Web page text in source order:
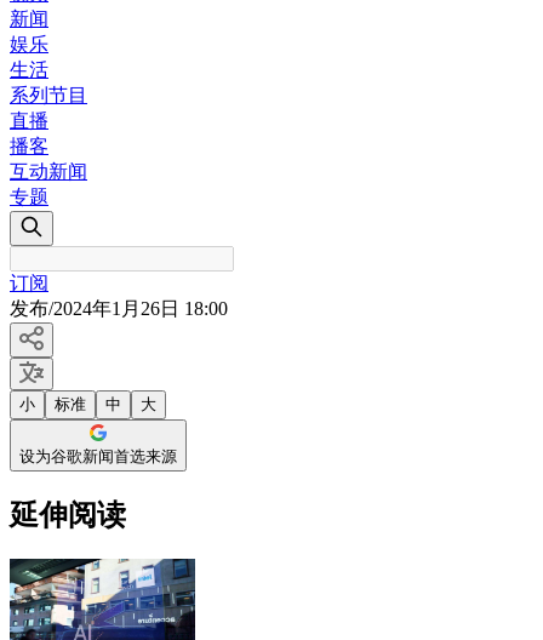
新闻
娱乐
生活
系列节目
直播
播客
互动新闻
专题
订阅
发布/2024年1月26日 18:00
小 标准 中 大
设为谷歌新闻首选来源
延伸阅读